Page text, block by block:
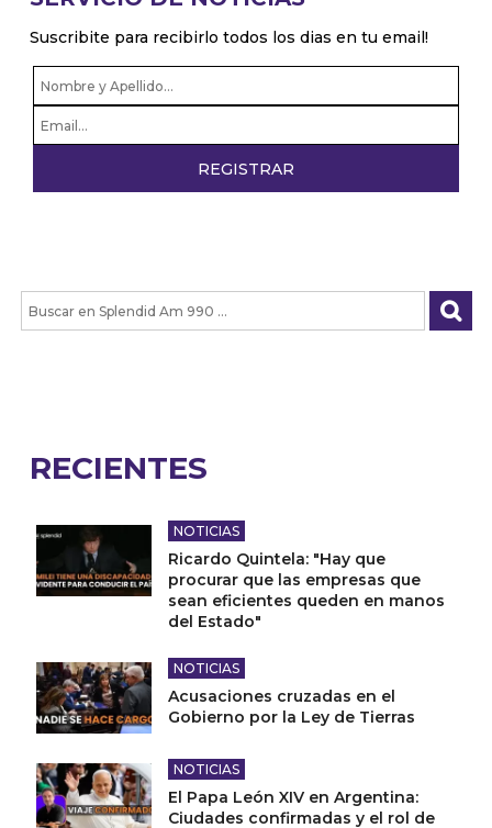
Suscribite para recibirlo todos los dias en tu email!
RECIENTES
NOTICIAS
Ricardo Quintela: "Hay que
procurar que las empresas que
sean eficientes queden en manos
del Estado"
NOTICIAS
Acusaciones cruzadas en el
Gobierno por la Ley de Tierras
NOTICIAS
El Papa León XIV en Argentina:
Ciudades confirmadas y el rol de